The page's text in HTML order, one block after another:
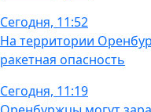
Сегодня, 11:52
На территории
ракетная опасность
Сегодня, 11:19